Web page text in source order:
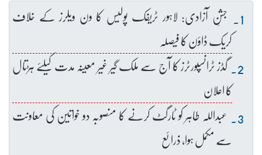
جشنِ آزادی: لاہور ٹریفک پولیس کا ون ویلرز کے خلاف
کریک ڈاؤن کا فیصلہ
گڈز ٹرانسپورٹرز کا آج سے ملک گیر غیر معینہ مدت کیلئے ہڑتال
کا اعلان
عبداللہ طاہر کو ٹارگٹ کرنے کا منصوبہ دو خواتین کی معاونت
سے مکمل ہوا، ذرائع